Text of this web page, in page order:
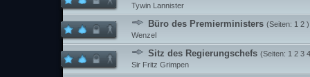
Tywin Lannister
Büro des Premierministers (Seiten: 1 2 )
Wenzel
Sitz des Regierungschefs (Seiten: 1 2 3 4
Sir Fritz Grimpen